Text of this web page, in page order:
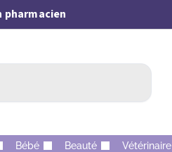
pharmacien
Bébé Beauté Vétérinaire